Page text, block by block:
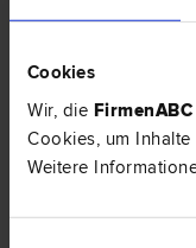
Cookies
Wir, die
Cookies, um
Weitere
Mag. Dieter
Straf­recht|